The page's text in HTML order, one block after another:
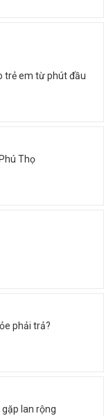
trẻ em từ phút đầu
Thọ
phải trả?
lan rộng